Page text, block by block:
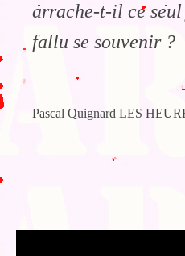
arrache-t-il ce
fallu se souvenir ?
Pascal Quignard LES